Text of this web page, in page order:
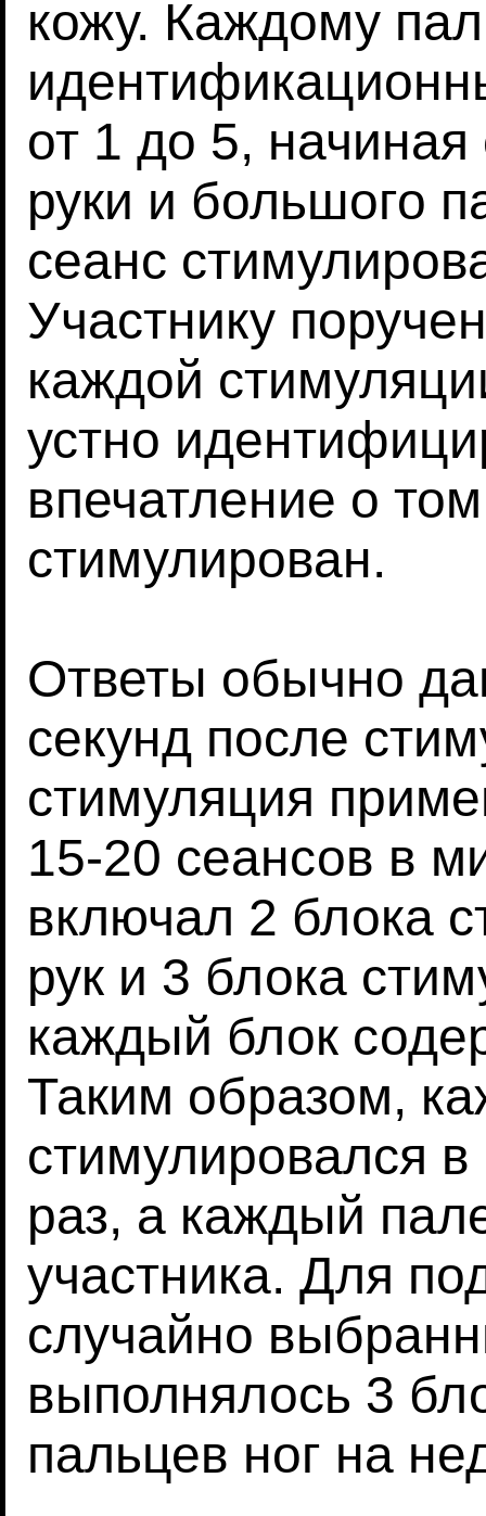
кожу. Каждому
от 1 до 5,
руки и большого
сеанс
Участнику
каждой
устно
впечатление о
стимулирован.
Ответы обычно
секунд после
стимуляция
15-20 сеансов в
включал 2 блока
рук и 3 блока
каждый блок
Таким образом,
стимулировался
раз, а каждый
участника. Для
случайно
выполнялось 3
пальцев ног на